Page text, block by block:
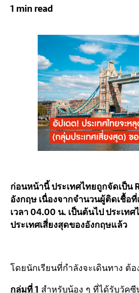
1 min read
ก่อนหน้านี้ ประเทศไทยถูกจัดเป็น
อังกฤษ เนื่องจากจำนวนผู้ติดเชื้อ
เวลา 04.00 น. เป็นต้นไป ประเท
ประเทศเสี่ยงสุดของอังกฤษแล้ว
โดยนักเรียนที่กำลังจะเดินทาง ต้
กลุ่มที่ 1 สำหรับน้อง ๆ ที่ได้รับวัคซี